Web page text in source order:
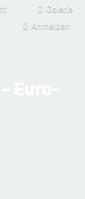
Galerie
Anmelden